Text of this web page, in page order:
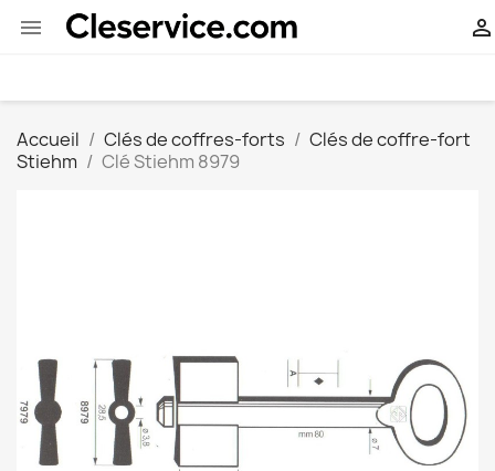
 
Accueil Clés de coffres-forts
Clés de coffre-fort
Stiehm
Clé Stiehm 8979